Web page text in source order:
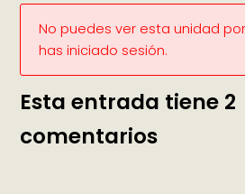
No puedes ver esta unidad
has iniciado sesión.
Esta entrada tiene 2
comentarios